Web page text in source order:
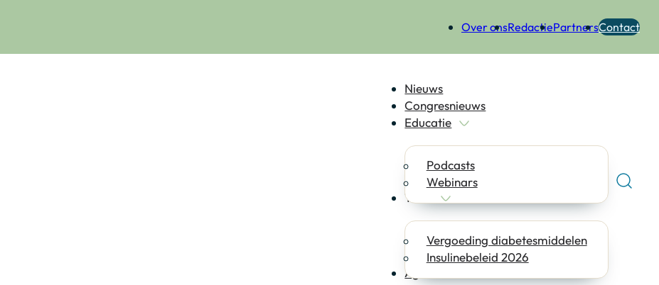
Over onsRedactiePartnersContact
Nieuws
Congresnieuws
Educatie
Podcasts
Webinars
Tools
Vergoeding diabetesmiddelen
Insulinebeleid 2026
Agenda